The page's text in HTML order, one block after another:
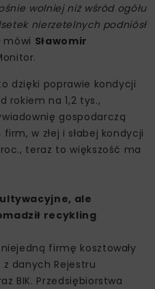
wolniej niż wśród ogółu
nierzetelnych podniósł
mówi Sławomir
dzięki poprawie kondycji
rokiem na 1,2 tys.,
gospodarczą
w złej i słabej kondycji
teraz to większość ma
ale
recykling
firmę kosztowały
danych Rejestru
BIK. Przedsiębiorstwa